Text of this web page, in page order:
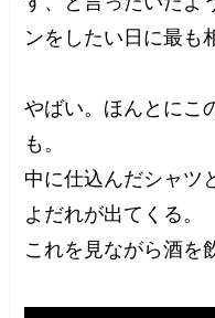
ンをしたい日に最も
やばい。ほんとにこ
も。
中に仕込んだシャツ
よだれが出てくる。
これを見ながら酒を